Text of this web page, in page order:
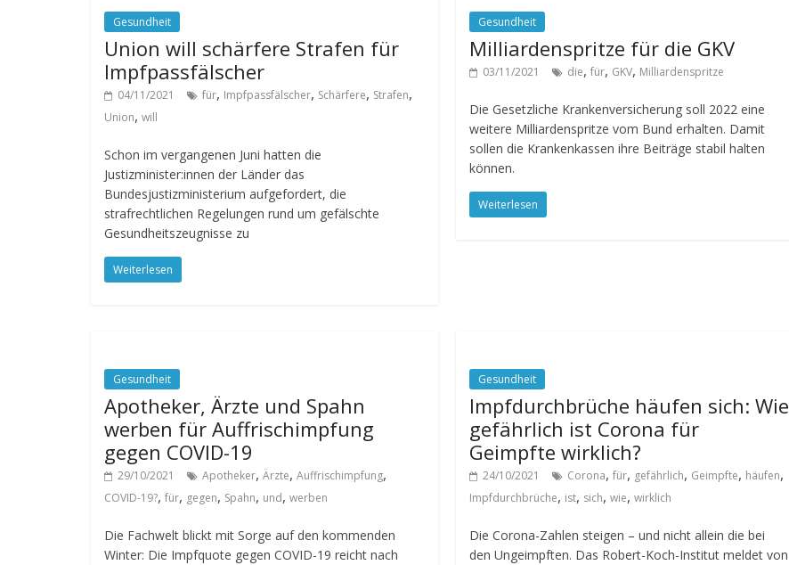
Gesundheit
Union will schärfere Strafen für
Impfpassfälscher
04/11/2021 für, Impfpassfälscher, Schärfere, Strafen,
Union, will
Schon im vergangenen Juni hatten die
Justizminister:innen der Länder das
Bundesjustizministerium aufgefordert, die
strafrechtlichen Regelungen rund um gefälschte
Gesundheitszeugnisse zu
Weiterlesen
Gesundheit
Milliardenspritze für die GKV
03/11/2021 die,für, GKV, Milliardenspritze
Die Gesetzliche Krankenversicherung soll 2022 eine
weitere Milliardenspritze vom Bund erhalten. Damit
sollen die Krankenkassen ihre Beiträge stabil halten
können.
Weiterlesen
Gesundheit
Apotheker, Ärzte und Spahn
werben für Auffrischimpfung
gegen COVID-19
29/10/2021 Apotheker, Ärzte, Auffrischimpfung,
COVID-19?, für, gegen, Spahn, und, werben
Die Fachwelt blickt mit Sorge auf den kommenden
Winter: Die Impfquote gegen COVID-19 reicht nach
Gesundheit
Impfdurchbrüche häufen sich: Wie
gefährlich ist Corona für
Geimpfte wirklich?
24/10/2021 Corona,für, gefährlich, Geimpfte, häufen,
Impfdurchbrüche, ist, sich,wie,wirklich
Die Corona-Zahlen steigen – und nicht allein die bei
den Ungeimpften. Das Robert-Koch-Institut meldet von